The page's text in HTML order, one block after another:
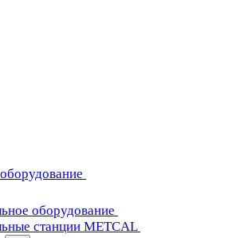
оборудование
станции METCAL